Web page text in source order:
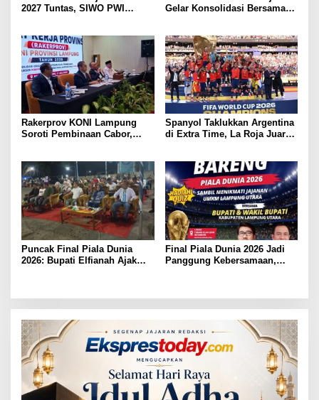
2027 Tuntas, SIWO PWI
Gelar Konsolidasi Bersama
Sarana Training Center Para
Atlet Daerah
Rakerprov KONI Lampung
Soroti Pembinaan Cabor,
Spanyol Taklukkan Argentina
di Extra Time, La Roja Juara
Puncak Final Piala Dunia
2026: Bupati Elfianah Ajak
Final Piala Dunia 2026 Jadi
Panggung Kebersamaan,